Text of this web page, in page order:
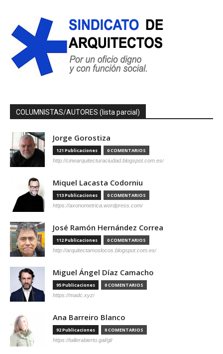
COLUMNISTAS/AUTORES (lista parcial)
Jorge Gorostiza
121 Publicaciones 0 COMENTARIOS
http://cinearquitecturaciudad.blogspot.com.es/
Miquel Lacasta Codorniu
113 Publicaciones 0 COMENTARIOS
https://axonometrica.wordpress.com/
José Ramón Hernández Correa
112 Publicaciones 0 COMENTARIOS
http://arquitectamoslocos.blogspot.com.es/
Miguel Ángel Díaz Camacho
95 Publicaciones 0 COMENTARIOS
https://madc.xyz/
Ana Barreiro Blanco
92 Publicaciones 0 COMENTARIOS
https://tallerabierto.gal/gl/